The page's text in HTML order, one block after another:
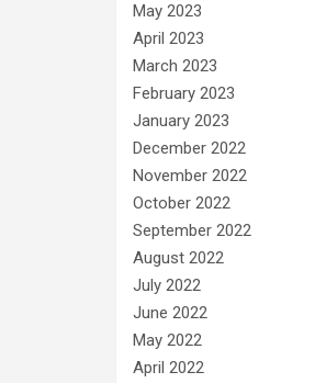
May 2023
April 2023
March 2023
February 2023
January 2023
December 2022
November 2022
October 2022
September 2022
August 2022
July 2022
June 2022
May 2022
April 2022